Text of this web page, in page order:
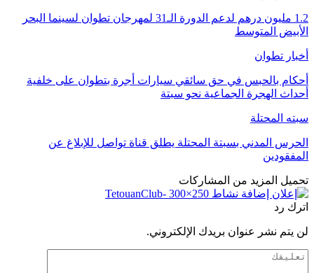
1.2 مليون درهم لدعم الدورة الـ31 لمهرجان تطوان لسينما البحر
الأبيض المتوسط
أخبار تطوان
أحكام بالحبس في حق سائقي سيارات أجرة بتطوان على خلفية
أحداث الهجرة الجماعية نحو سبتة
سبته المحتلة
الحرس المدني بسبتة المحتلة يطلق قناة تواصل للإبلاغ عن
المفقودين
تحميل المزيد من المشاركات
اترك رد
لن يتم نشر عنوان بريدك الإلكتروني.